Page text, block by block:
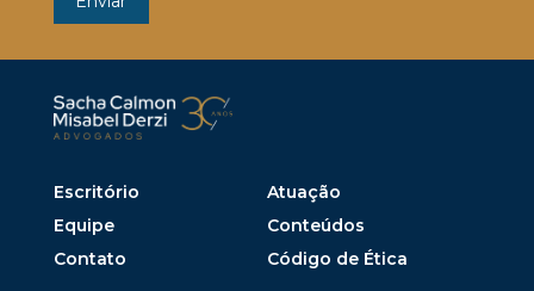
Escritório
Atuação
Equipe
Conteúdos
Contato
Código de Ética